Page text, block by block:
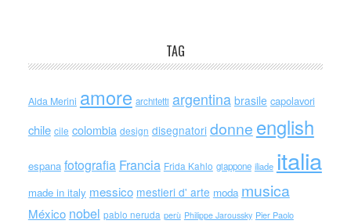
TAG
Alda Merini amore architetti argentina brasile capolavori
chile cile colombia design disegnatori donne english
espana fotografia Francia Frida Kahlo giappone iliade italia
made in italy messico mestieri d' arte moda musica
México nobel pablo neruda perù Philippe Jaroussky Pier Paolo